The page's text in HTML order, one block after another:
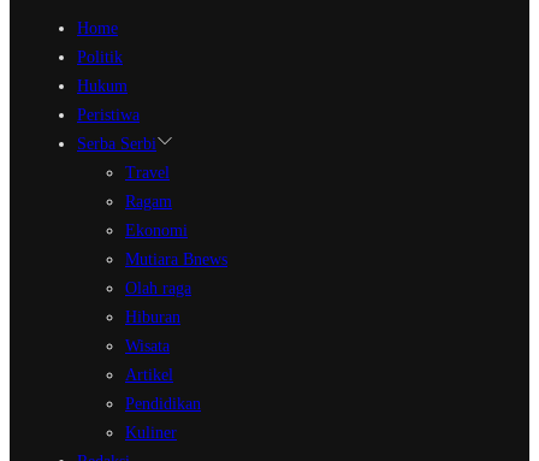
Home
Politik
Hukum
Peristiwa
Serba Serbi
Travel
Ragam
Ekonomi
Mutiara Bnews
Olah raga
Hiburan
Wisata
Artikel
Pendidikan
Kuliner